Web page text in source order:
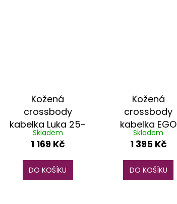
Kožená
crossbody
kabelka Luka 25-
049 D DL černá
Skladem
1 169 Kč
DO KOŠÍKU
Kožená
crossbody
kabelka EGO
ES0311WF
fuchsiová
Skladem
1 395 Kč
DO KOŠÍKU